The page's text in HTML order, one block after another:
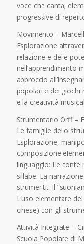
voce che canta;
progressive di
Movimento –
Esplorazione
relazione e delle
nell’apprendimento
approccio
popolari e dei giochi
e la creatività
Strumentario Orff –
Le famiglie dello
Esplorazione,
composizione
linguaggio: Le conte
sillabe. La
strumenti.. Il
L’uso elementare
cinese) con gli
Attività Integrate –
Scuola Popolare di